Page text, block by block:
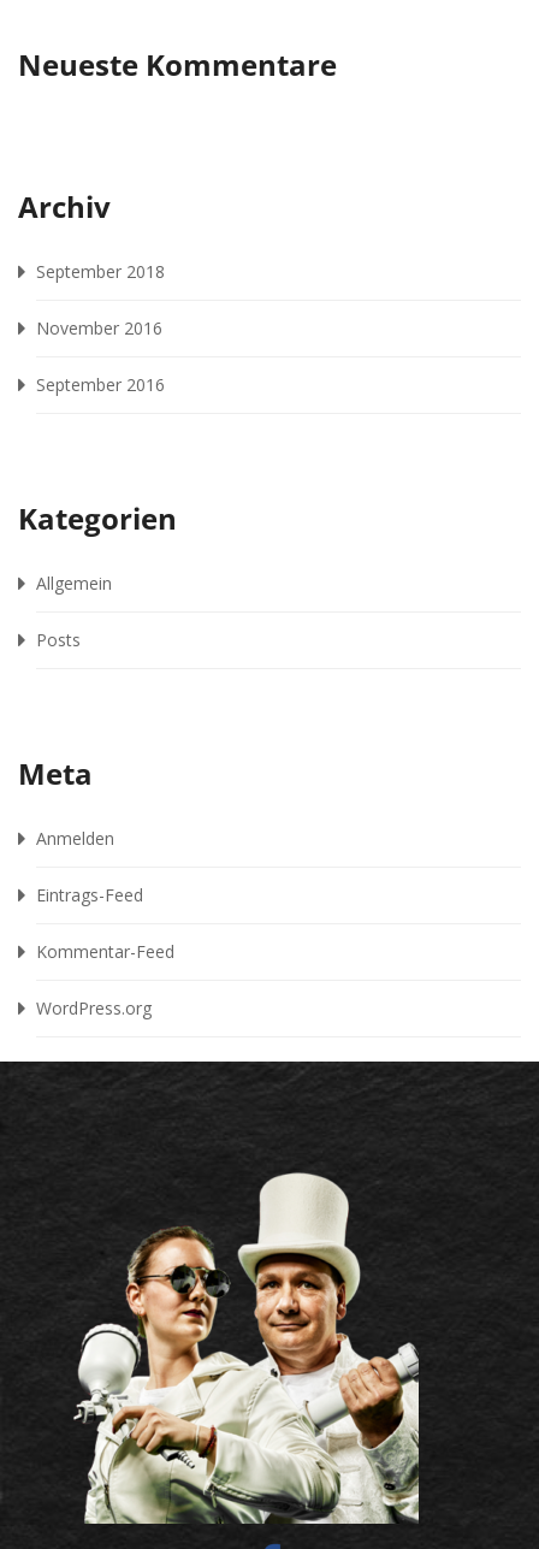
Neueste Kommentare
Archiv
September 2018
November 2016
September 2016
Kategorien
Allgemein
Posts
Meta
Anmelden
Eintrags-Feed
Kommentar-Feed
WordPress.org